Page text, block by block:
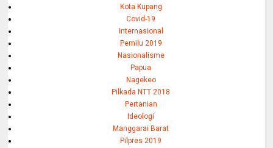
Kota Kupang
Covid-19
Internasional
Pemilu 2019
Nasionalisme
Papua
Nagekeo
Pilkada NTT 2018
Pertanian
Ideologi
Manggarai Barat
Pilpres 2019